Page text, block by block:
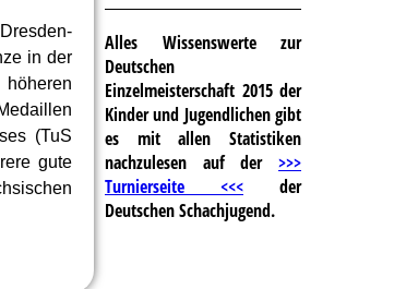
in der
(TuS
gute
Alles Wissenswerte zur
Deutschen
Einzelmeisterschaft 2015 der
Kinder und Jugendlichen gibt
es mit allen Statistiken
nachzulesen auf der >>>
Turnierseite <<< der
Deutschen Schachjugend.